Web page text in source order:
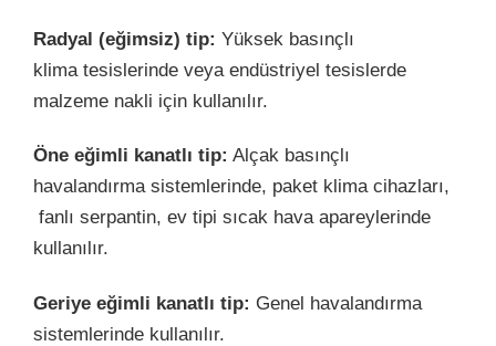
Radyal (eğimsiz) tip: Yüksek basınçlı
klima tesislerinde veya endüstriyel tesislerde
malzeme nakli için kullanılır.
Öne eğimli kanatlı tip: Alçak basınçlı
havalandırma sistemlerinde, paket klima cihazları,
fanlı serpantin, ev tipi sıcak hava apareylerinde
kullanılır.
Geriye eğimli kanatlı tip: Genel havalandırma
sistemlerinde kullanılır.